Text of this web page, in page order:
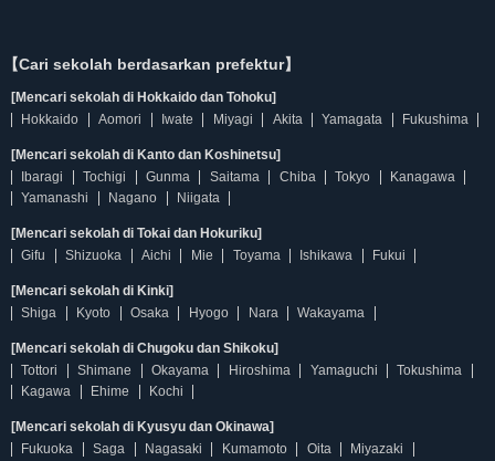
【Cari sekolah berdasarkan prefektur】
[Mencari sekolah di Hokkaido dan Tohoku]
Hokkaido
Aomori Iwate Miyagi Akita Yamagata Fukushima
[Mencari sekolah di Kanto dan Koshinetsu]
Ibaragi
Tochigi Gunma Saitama Chiba Tokyo
Kanagawa
Yamanashi
Nagano Niigata
[Mencari sekolah di Tokai dan Hokuriku]
Gifu
Shizuoka Aichi Mie Toyama Ishikawa Fukui
[Mencari sekolah di Kinki]
Shiga
Kyoto Osaka Hyogo Nara Wakayama
[Mencari sekolah di Chugoku dan Shikoku]
Tottori
Shimane Okayama Hiroshima Yamaguchi
Tokushima
Kagawa
Ehime Kochi
[Mencari sekolah di Kyusyu dan Okinawa]
Fukuoka
Saga Nagasaki Kumamoto Oita
Miyazaki